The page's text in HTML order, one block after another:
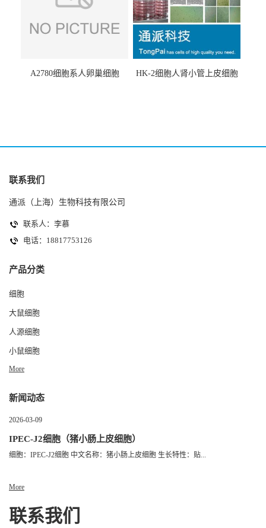
A2780细胞系人卵巢细胞
HK-2细胞人肾小管上皮细胞
联系我们
通派（上海）生物科技有限公司
联系人：李慕
电话：18817753126
产品分类
细胞
大鼠细胞
人源细胞
小鼠细胞
More
新闻动态
2026-03-09
IPEC-J2细胞（猪小肠上皮细胞）
细胞：IPEC-J2细胞 中文名称：猪小肠上皮细胞 生长特性：贴...
More
联系我们